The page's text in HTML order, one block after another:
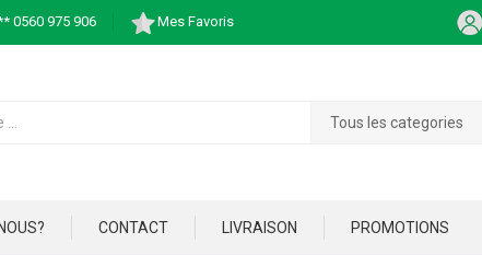
0560 975 906 Mes Favoris
Tous les categories
CONTACT LIVRAISON PROMOTIONS